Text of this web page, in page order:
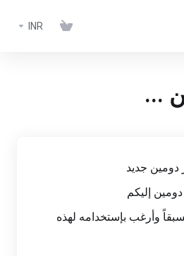
INR
...
جديد
إليكم
وأرغب بإستخدامه لهذه